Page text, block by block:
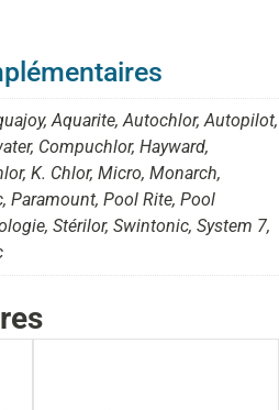
Aquarite, Autochlor, Autopilot,
Compuchlor, Hayward,
K. Chlor, Micro, Monarch,
Paramount, Pool Rite, Pool
Stérilor, Swintonic, System 7,